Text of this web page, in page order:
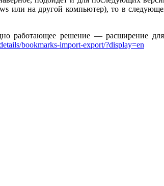
или на другой компьютер), то в
работающее решение — расширение
bookmarks-import-export/?display=en